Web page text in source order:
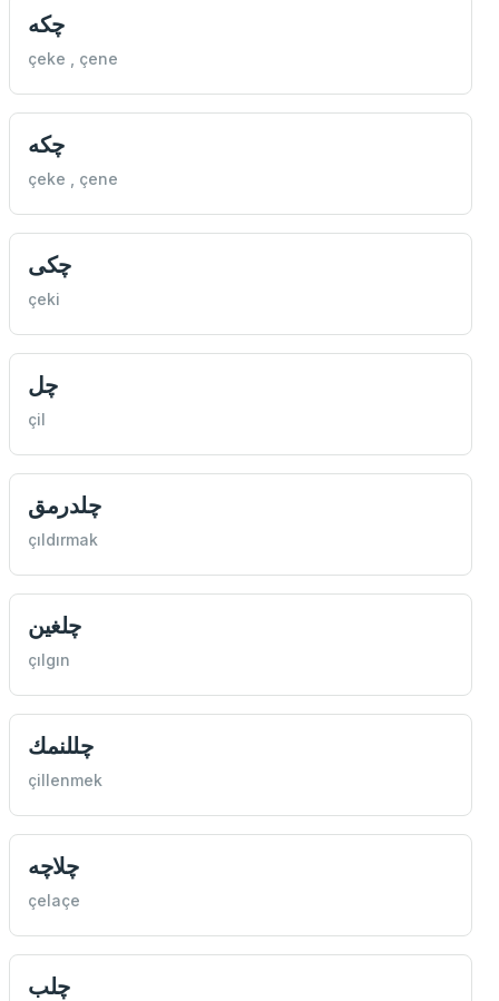
چكه
çeke , çene
چكه
çeke , çene
چكی
çeki
چل
çil
چلدرمق
çıldırmak
چلغين
çılgın
چللنمك
çillenmek
چلاچه
çelaçe
چلب